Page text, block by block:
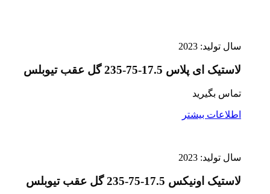
سال تولید: 2023
لاستیک ای پلاس 17.5-75-235 گل عقب تیوبلس
تماس بگیرید
اطلاعات بیشتر
سال تولید: 2023
لاستیک اونیکس 17.5-75-235 گل عقب تیوبلس